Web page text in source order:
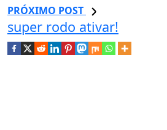
PRÓXIMO POST
super rodo ativar!